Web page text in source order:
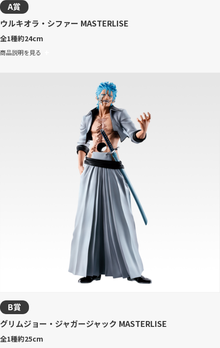
A賞
ウルキオラ・シファー MASTERLISE
全1種約24cm
商品説明を見る
B賞
グリムジョー・ジャガージャック MASTERLISE
全1種約25cm